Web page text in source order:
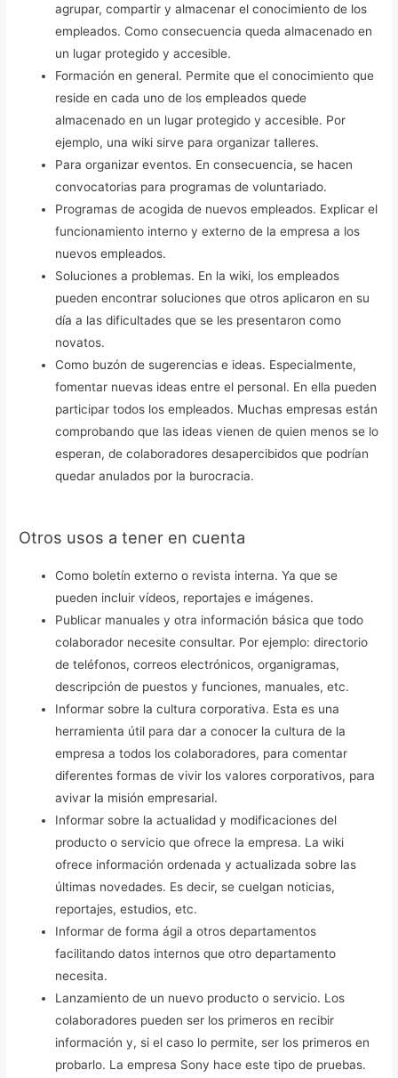
agrupar, compartir y almacenar el conocimiento de los
empleados. Como consecuencia queda almacenado en
un lugar protegido y accesible.
Formación en general. Permite que el conocimiento que
reside en cada uno de los empleados quede
almacenado en un lugar protegido y accesible. Por
ejemplo, una wiki sirve para organizar talleres.
Para organizar eventos. En consecuencia, se hacen
convocatorias para programas de voluntariado.
Programas de acogida de nuevos empleados. Explicar el
funcionamiento interno y externo de la empresa a los
nuevos empleados.
Soluciones a problemas. En la wiki, los empleados
pueden encontrar soluciones que otros aplicaron en su
día a las dificultades que se les presentaron como
novatos.
Como buzón de sugerencias e ideas. Especialmente,
fomentar nuevas ideas entre el personal. En ella pueden
participar todos los empleados. Muchas empresas están
comprobando que las ideas vienen de quien menos se lo
esperan, de colaboradores desapercibidos que podrían
quedar anulados por la burocracia.
Otros usos a tener en cuenta
Como boletín externo o revista interna. Ya que se
pueden incluir vídeos, reportajes e imágenes.
Publicar manuales y otra información básica que todo
colaborador necesite consultar. Por ejemplo: directorio
de teléfonos, correos electrónicos, organigramas,
descripción de puestos y funciones, manuales, etc.
Informar sobre la cultura corporativa. Esta es una
herramienta útil para dar a conocer la cultura de la
empresa a todos los colaboradores, para comentar
diferentes formas de vivir los valores corporativos, para
avivar la misión empresarial.
Informar sobre la actualidad y modificaciones del
producto o servicio que ofrece la empresa. La wiki
ofrece información ordenada y actualizada sobre las
últimas novedades. Es decir, se cuelgan noticias,
reportajes, estudios, etc.
Informar de forma ágil a otros departamentos
facilitando datos internos que otro departamento
necesita.
Lanzamiento de un nuevo producto o servicio. Los
colaboradores pueden ser los primeros en recibir
información y, si el caso lo permite, ser los primeros en
probarlo. La empresa Sony hace este tipo de pruebas.